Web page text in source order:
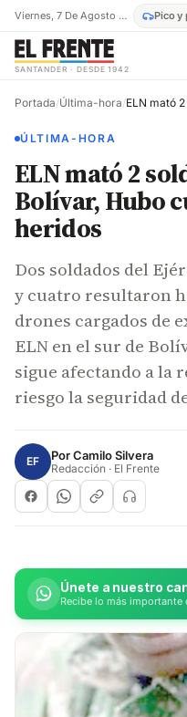
Viernes, 7 De Agosto De 2026 Pico y
SANTANDER · DESDE 1942
Portada/Última-hora/
ÚLTIMA-HORA
ELN mató 2
Bolívar, Hubo
heridos
Dos soldados del
y cuatro resultaron
drones cargados de
ELN en el sur de
sigue afectando a la
riesgo la seguridad
EF PorCamilo Silvera
Redacción · El Frente
Únete a nuestro
Recibe lo más importante